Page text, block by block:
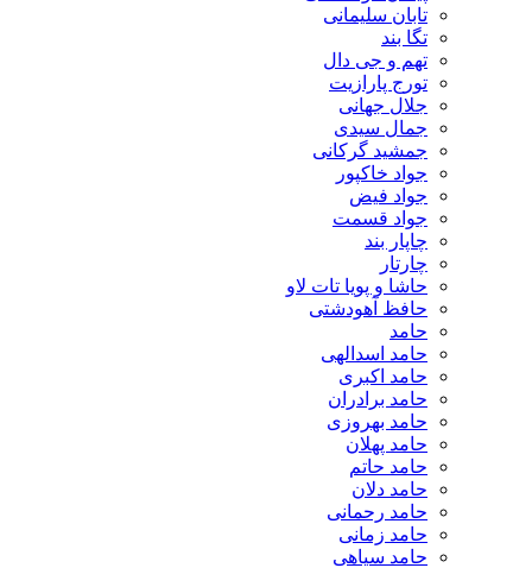
تابان سلیمانی
تهم و جی دال
تورج پارازیت
جلال جهانی
جمال سیدی
جمشید گرکانی
جواد خاکپور
جواد فیض
جواد قسمت
چاپار بند
حاشا و پویا تات لاو
حافظ آهودشتی
حامد اسدالهی
حامد اکبری
حامد برادران
حامد بهروزی
حامد پهلان
حامد حاتم
حامد دلان
حامد رحمانی
حامد زمانی
حامد سیاهی